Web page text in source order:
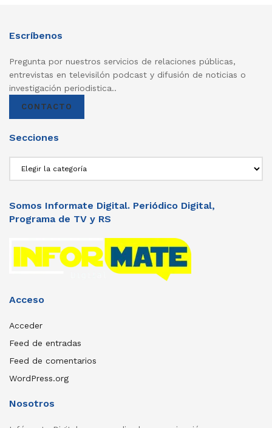
Escríbenos
Pregunta por nuestros servicios de relaciones públicas,
entrevistas en televisilón podcast y difusión de noticias o
investigación periodistica..
CONTACTO
Secciones
Somos Informate Digital. Periódico Digital,
Programa de TV y RS
Acceso
Acceder
Feed de entradas
Feed de comentarios
WordPress.org
Nosotros